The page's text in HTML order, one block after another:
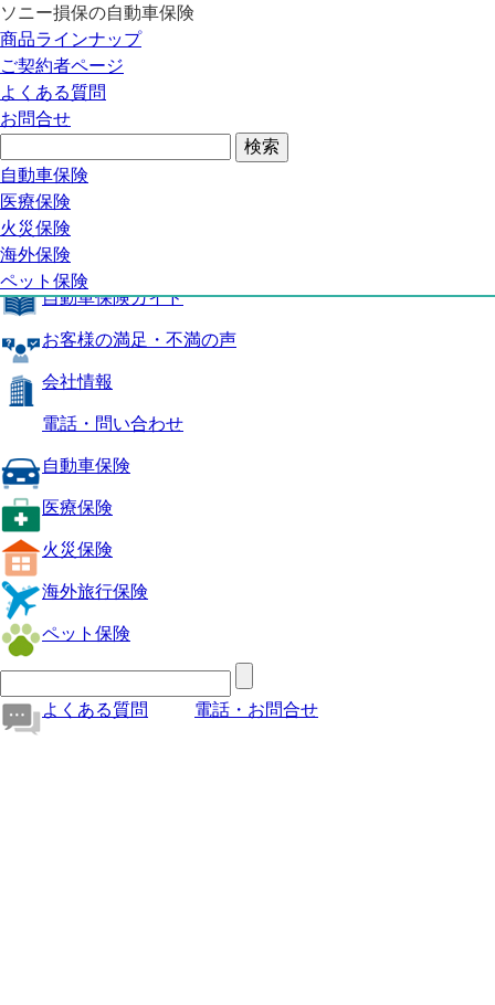
ソニー損保の自動車保険
商品ラインナップ
ご契約者ページ
よくある質問
お問合せ
自動車保険
医療保険
火災保険
海外保険
ペット保険
自動車保険トップ
商品の特長
補償内容
自動車保険ガイド
お客様の満足・不満の声
自動車保険トップ
商品の特長
補償内容
自動車保険ガイド
お客様の満足・不満の声
会社情報
電話・問い合わせ
自動車保険
医療保険
火災保険
海外旅行保険
ペット保険
よくある質問 電話・お問合せ